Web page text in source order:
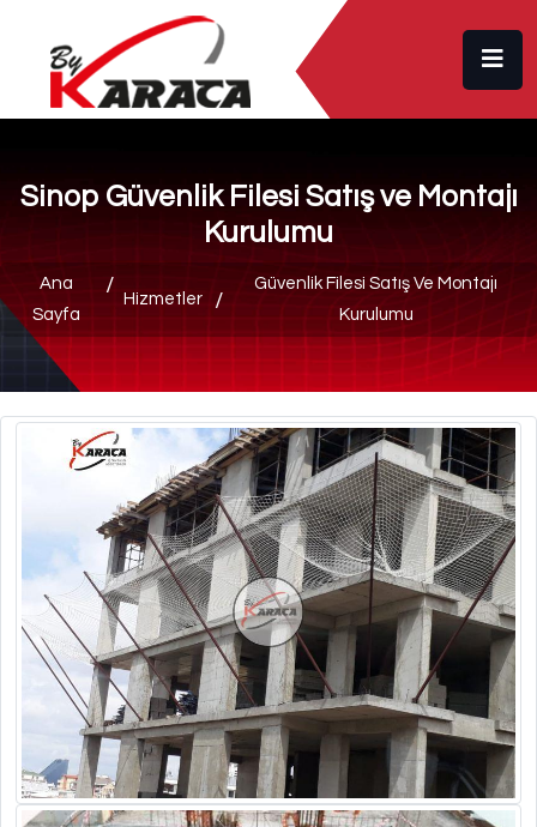
Sinop Güvenlik Filesi Satış ve Montajı
Kurulumu
Ana
Sayfa
Hizmetler
Güvenlik Filesi Satış Ve Montajı
Kurulumu